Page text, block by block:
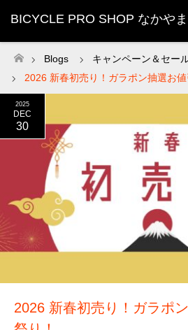
BICYCLE PRO SHOP なかやま
ホーム
Blogs キャンペーン＆セー
2026 新春初売り！ガラポン抽選お値
2025
DEC
30
2026 新春初売り！ガラポ